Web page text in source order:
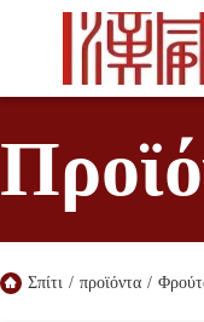
Σπίτι / προϊόντα /